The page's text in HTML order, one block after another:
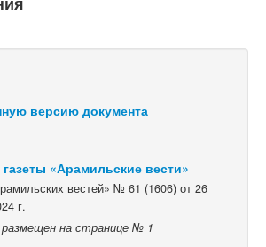
версию документа
«Арамильские вести»
вестей» № 61 (1606) от 26
г.
на странице № 1